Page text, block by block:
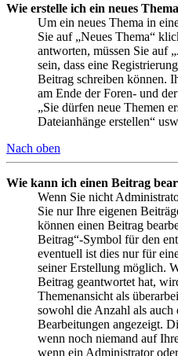
Wie erstelle ich ein neues
Um ein neues Thema in
Sie auf „Neues Thema“
antworten, müssen Sie auf
sein, dass eine
Beitrag schreiben können.
am Ende der Foren- und
„Sie dürfen neue Themen
Dateianhänge erstellen“
Nach oben
Wie kann ich einen Beitrag
Wenn Sie nicht
Sie nur Ihre eigenen
können einen Beitrag
Beitrag“-Symbol für den
eventuell ist dies nur für
seiner Erstellung möglich.
Beitrag geantwortet hat,
Themenansicht als
sowohl die Anzahl als auch
Bearbeitungen angezeigt.
wenn noch niemand auf
wenn ein Administrator